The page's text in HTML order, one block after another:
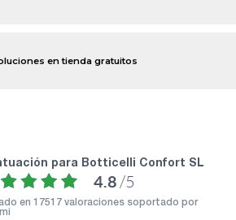
en tienda gratuitos
para Botticelli Confort SL
4.8 /5
en 17517 valoraciones soportado por